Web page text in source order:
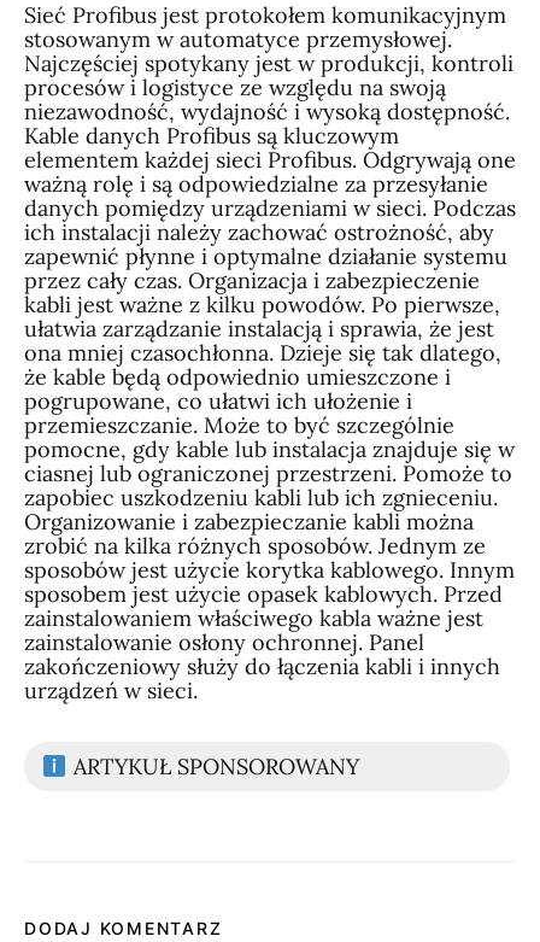
Sieć Profibus jest protokołem komunikacyjnym
stosowanym w automatyce przemysłowej.
Najczęściej spotykany jest w produkcji, kontroli
procesów i logistyce ze względu na swoją
niezawodność, wydajność i wysoką dostępność.
Kable danych Profibus są kluczowym
elementem każdej sieci Profibus. Odgrywają one
ważną rolę i są odpowiedzialne za przesyłanie
danych pomiędzy urządzeniami w sieci. Podczas
ich instalacji należy zachować ostrożność, aby
zapewnić płynne i optymalne działanie systemu
przez cały czas. Organizacja i zabezpieczenie
kabli jest ważne z kilku powodów. Po pierwsze,
ułatwia zarządzanie instalacją i sprawia, że jest
ona mniej czasochłonna. Dzieje się tak dlatego,
że kable będą odpowiednio umieszczone i
pogrupowane, co ułatwi ich ułożenie i
przemieszczanie. Może to być szczególnie
pomocne, gdy kable lub instalacja znajduje się w
ciasnej lub ograniczonej przestrzeni. Pomoże to
zapobiec uszkodzeniu kabli lub ich zgnieceniu.
Organizowanie i zabezpieczanie kabli można
zrobić na kilka różnych sposobów. Jednym ze
sposobów jest użycie korytka kablowego. Innym
sposobem jest użycie opasek kablowych. Przed
zainstalowaniem właściwego kabla ważne jest
zainstalowanie osłony ochronnej. Panel
zakończeniowy służy do łączenia kabli i innych
urządzeń w sieci.
ARTYKUŁ SPONSOROWANY
DODAJ KOMENTARZ